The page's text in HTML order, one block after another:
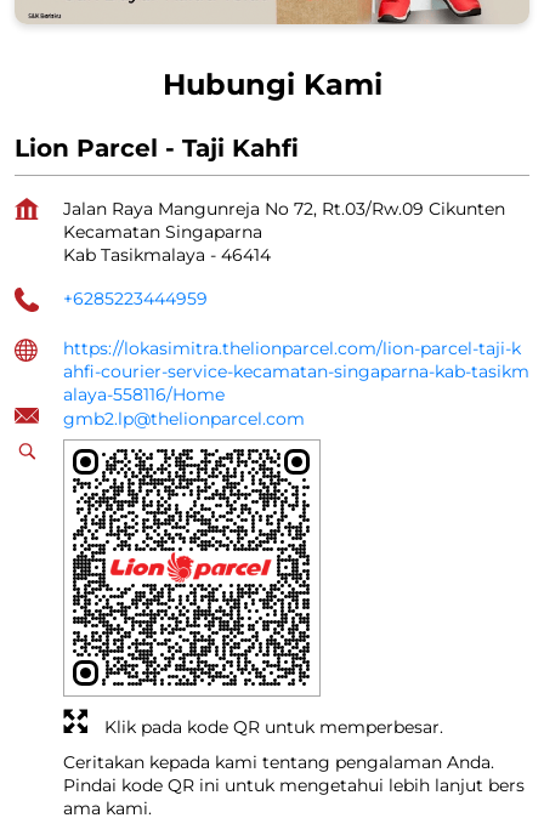
Hubungi Kami
Lion Parcel - Taji Kahfi
Jalan Raya Mangunreja No 72, Rt.03/Rw.09 Cikunten
Kecamatan Singaparna
Kab Tasikmalaya - 46414
+6285223444959
https://lokasimitra.thelionparcel.com/lion-parcel-taji-k
ahfi-courier-service-kecamatan-singaparna-kab-tasikm
alaya-558116/Home
gmb2.lp@thelionparcel.com
Ceritakan kepada kami tentang pengalaman Anda.
Pindai kode QR ini untuk mengetahui lebih lanjut bers
ama kami.
Klik pada kode QR untuk memperbesar.